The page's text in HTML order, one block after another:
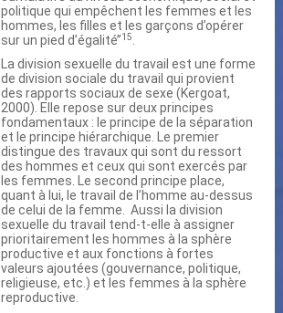
politique qui empêchent les femmes et les
hommes, les filles et les garçons d’opérer
sur un pied d’égalité’’15
La division sexuelle du travail est une forme
de division sociale du travail qui provient
des rapports sociaux de sexe (Kergoat,
2000). Elle repose sur deux principes
fondamentaux : le principe de la séparation
et le principe hiérarchique. Le premier
distingue des travaux qui sont du ressort
des hommes et ceux qui sont exercés par
les femmes. Le second principe place,
quant à lui, le travail de l’homme au-dessus
de celui de la femme. Aussi la division
sexuelle du travail tend-t-elle à assigner
prioritairement les hommes à la sphère
productive et aux fonctions à fortes
valeurs ajoutées (gouvernance, politique,
religieuse, etc.) et les femmes à la sphère
reproductive.